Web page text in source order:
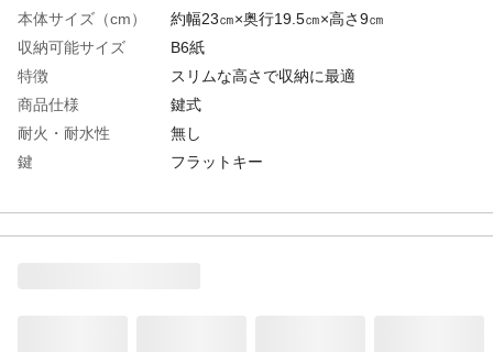
本体サイズ（cm）
約幅23㎝×奥行19.5㎝×高さ9㎝
収納可能サイズ
B6紙
特徴
スリムな高さで収納に最適
商品仕様
鍵式
耐火・耐水性
無し
鍵
フラットキー